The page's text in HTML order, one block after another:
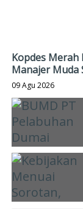
Kopdes Merah
Manajer Muda
09 Agu 2026